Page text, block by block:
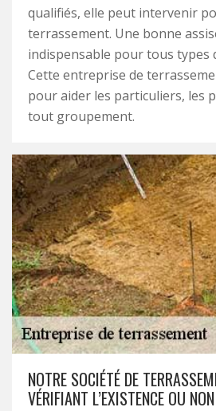
qualifiés, elle peut intervenir
terrassement. Une bonne
indispensable pour tous types
Cette entreprise de
pour aider les particuliers, les
tout groupement.
NOTRE SOCIÉTÉ DE
VÉRIFIANT L’EXISTENCE OU